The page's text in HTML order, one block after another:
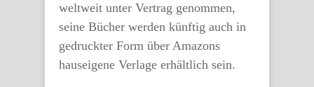
weltweit unter Vertrag genommen,
seine Bücher werden künftig auch in
gedruckter Form über Amazons
hauseigene Verlage erhältlich sein.